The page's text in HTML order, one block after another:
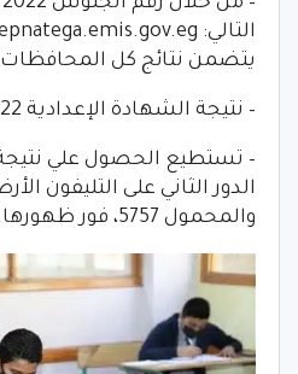
يتضمن نتائج كل
– نتيجة الشهادة الإعدادية 2022 عبر التليفون.
– تستطيع الحصول علي
والمحمول 5757، فور ظهورها.